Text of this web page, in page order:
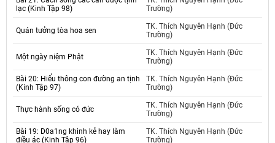
lạc (Kinh Tập 98)
Trường)
Quán tưởng tòa hoa sen
TK. Thích Nguyên Hạnh (Đức
Trường)
Một ngày niệm Phật
TK. Thích Nguyên Hạnh (Đức
Trường)
Bài 20: Hiểu thông con đường an tịnh
(Kinh Tập 97)
TK. Thích Nguyên Hạnh (Đức
Trường)
Thực hành sống có đức
TK. Thích Nguyên Hạnh (Đức
Trường)
Bài 19: D0a1ng khinh kẻ hay làm
điều ác (Kinh Tập 96)
TK. Thích Nguyên Hạnh (Đức
Trường)